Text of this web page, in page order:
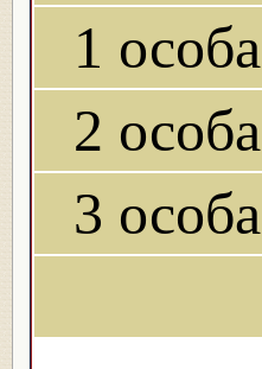
1 особа
2 особа
3 особа